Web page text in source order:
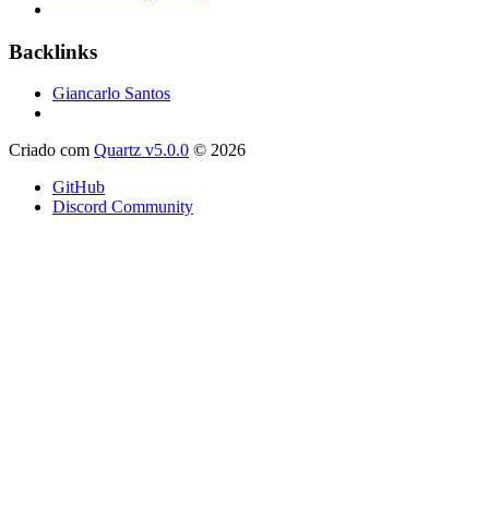
Backlinks
Giancarlo Santos
Criado com Quartz v5.0.0 © 2026
GitHub
Discord Community